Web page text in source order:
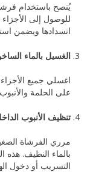
يُنصح باستخدام
للوصول إلى الأجزاء
انسدادها ويضمن
الغسيل بالماء
اغسلي جميع
على الحلمة
تنظيف الأنبوب
مرري الفرشاة
بالماء النظيف.
التسريب أو دخول